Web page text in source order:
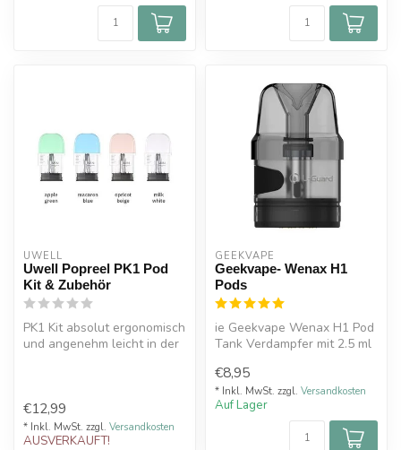
UWELL
Uwell Popreel PK1 Pod
Kit & Zubehör
PK1 Kit absolut ergonomisch
und angenehm leicht in der
€12,99
* Inkl. MwSt. zzgl. Versandkosten
AUSVERKAUFT!
GEEKVAPE
Geekvape- Wenax H1
Pods
ie Geekvape Wenax H1 Pod
Tank Verdampfer mit 2.5 ml
Ersatztanks...
€8,95
* Inkl. MwSt. zzgl. Versandkosten
Auf Lager